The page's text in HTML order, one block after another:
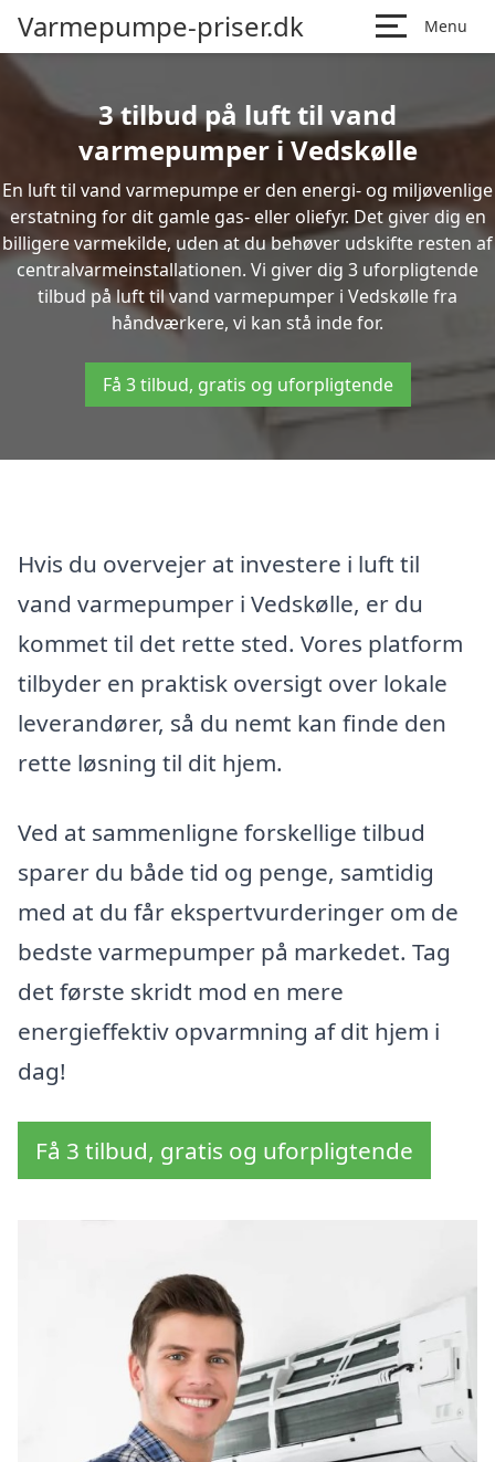
Varmepumpe-priser.dk Menu
3 tilbud på luft til vand
varmepumper i Vedskølle
En luft til vand varmepumpe er den energi- og miljøvenlige
erstatning for dit gamle gas- eller oliefyr. Det giver dig en
billigere varmekilde, uden at du behøver udskifte resten af
centralvarmeinstallationen. Vi giver dig 3 uforpligtende
tilbud på luft til vand varmepumper i Vedskølle fra
håndværkere, vi kan stå inde for.
Få 3 tilbud, gratis og uforpligtende
Hvis du overvejer at investere i luft til
vand varmepumper i Vedskølle, er du
kommet til det rette sted. Vores platform
tilbyder en praktisk oversigt over lokale
leverandører, så du nemt kan finde den
rette løsning til dit hjem.
Ved at sammenligne forskellige tilbud
sparer du både tid og penge, samtidig
med at du får ekspertvurderinger om de
bedste varmepumper på markedet. Tag
det første skridt mod en mere
energieffektiv opvarmning af dit hjem i
dag!
Få 3 tilbud, gratis og uforpligtende